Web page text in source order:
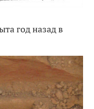
год назад в